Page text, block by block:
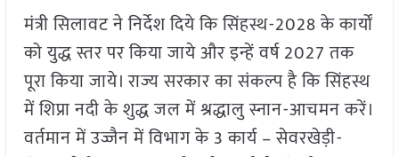
मंत्री सिलावट ने निर्देश दिये कि सिंहस्थ-2028 के कार्यों
को युद्ध स्तर पर किया जाये और इन्हें वर्ष 2027 तक
पूरा किया जाये। राज्य सरकार का संकल्प है कि सिंहस्थ
में शिप्रा नदी के शुद्ध जल में श्रद्धालु स्नान-आचमन करें।
वर्तमान में उज्जैन में विभाग के 3 कार्य – सेवरखेड़ी-